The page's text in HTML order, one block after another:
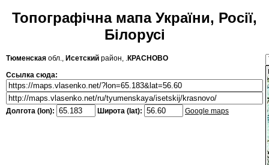
Топографічна мапа України, Росії,
Білорусі
Тюменская обл., Исетский район, .КРАСНОВО
Ссылка сюда:
Долгота (lon): Широта (lat): Google maps